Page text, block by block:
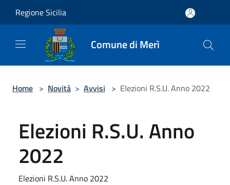
Regione Sicilia
Comune di Merì
Home > Novità > Avvisi > Elezioni R.S.U. Anno 2022
Elezioni R.S.U. Anno
2022
Elezioni R.S.U. Anno 2022